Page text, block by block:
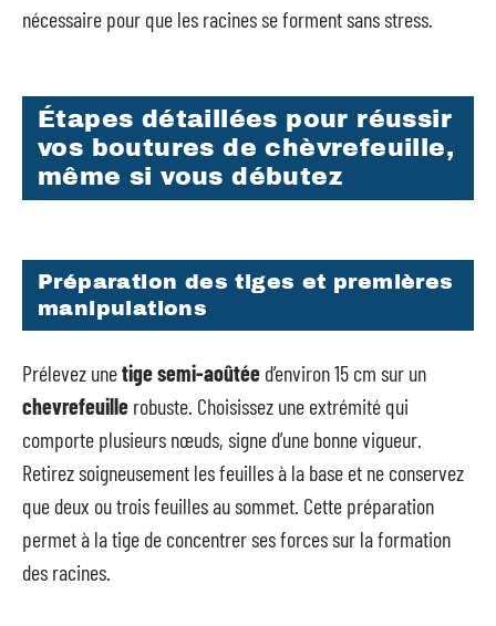
nécessaire pour que les racines se forment sans stress.
Étapes détaillées pour réussir
vos boutures de chèvrefeuille,
même si vous débutez
Préparation des tiges et premières
manipulations
Prélevez unetige semi-aoûtée d’environ 15 cm sur un
chevrefeuille robuste. Choisissez une extrémité qui
comporte plusieurs nœuds, signe d’une bonne vigueur.
Retirez soigneusement les feuilles à la base et ne conservez
que deux ou trois feuilles au sommet. Cette préparation
permet à la tige de concentrer ses forces sur la formation
des racines.